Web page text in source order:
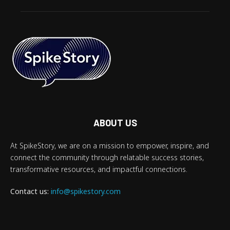
ABOUT US
At SpikeStory, we are on a mission to empower, inspire, and
connect the community through relatable success stories,
transformative resources, and impactful connections.
Contact us: info@spikestory.com